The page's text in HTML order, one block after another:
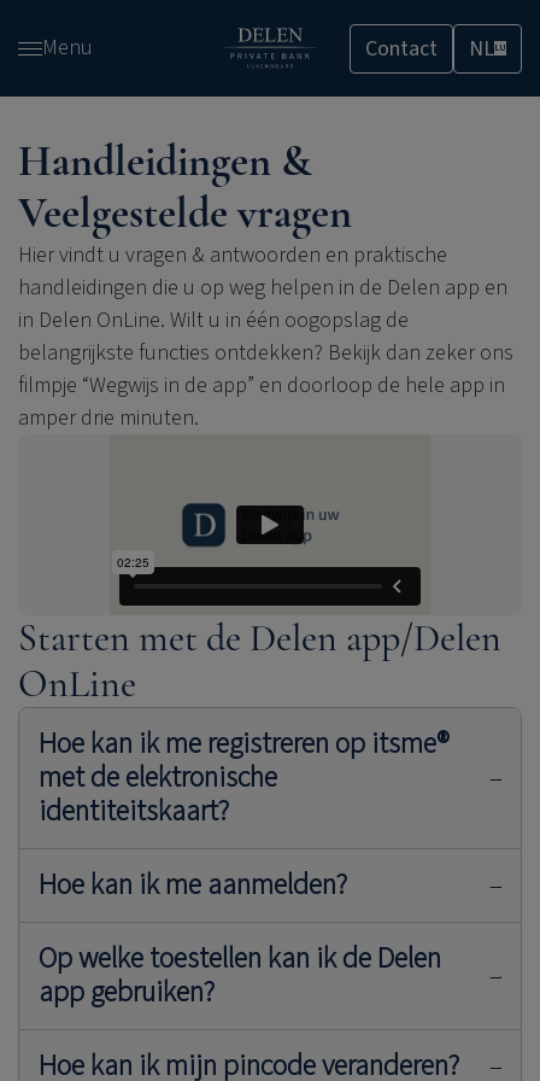
en
inhoud
gaan
Menu Contact NLLU
Handleidingen &
Veelgestelde vragen
Hier vindt u vragen & antwoorden en praktische
handleidingen die u op weg helpen in de Delen app en
in Delen OnLine. Wilt u in één oogopslag de
belangrijkste functies ontdekken? Bekijk dan zeker ons
filmpje “Wegwijs in de app” en doorloop de hele app in
amper drie minuten.
Starten met de Delen app/Delen
OnLine
Hoe kan ik me registreren op itsme®
met de elektronische
identiteitskaart?
volg hier onze
handleiding.
1. Installeer de itsme®-app
2. Start uw registratie
Hoe kan ik me aanmelden?
Op welke toestellen kan ik de Delen
app gebruiken?
Hoe kan ik mijn pincode veranderen?